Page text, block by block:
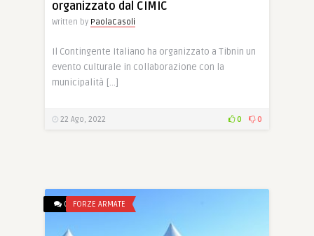
organizzato dal CIMIC
Written by PaolaCasoli
Il Contingente Italiano ha organizzato a Tibnin un
evento culturale in collaborazione con la
municipalità […]
22 Ago, 2022 0 0
0 FORZE ARMATE